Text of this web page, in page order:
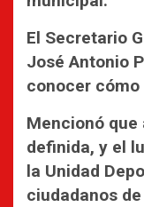
El Secretario
José Antonio
conocer
Mencionó
definida, y el
la Unidad
ciudadanos